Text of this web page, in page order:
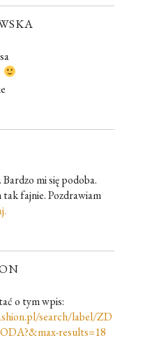
mi się podoba.
fajnie. Pozdrawiam
o tym wpis:
search/label/ZD
results=18